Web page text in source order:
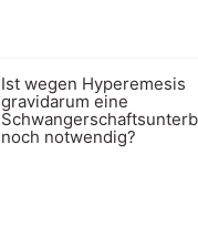
Ist wegen Hyperemesis
gravidarum eine
noch notwendig?